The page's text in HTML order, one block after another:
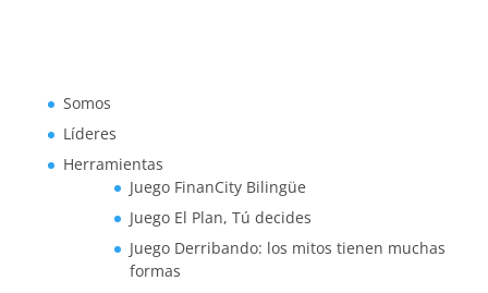
Somos
Líderes
Herramientas
Juego FinanCity Bilingüe
Juego El Plan, Tú decides
Juego Derribando: los mitos tienen muchas
formas